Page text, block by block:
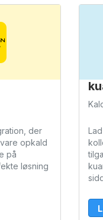
der
opkald
på
løsning